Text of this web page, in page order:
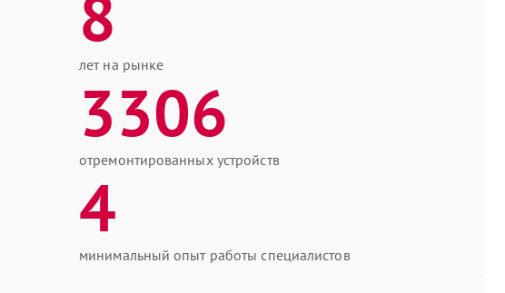
лет на рынке
3306
отремонтированных устройств
4
минимальный опыт работы специалистов